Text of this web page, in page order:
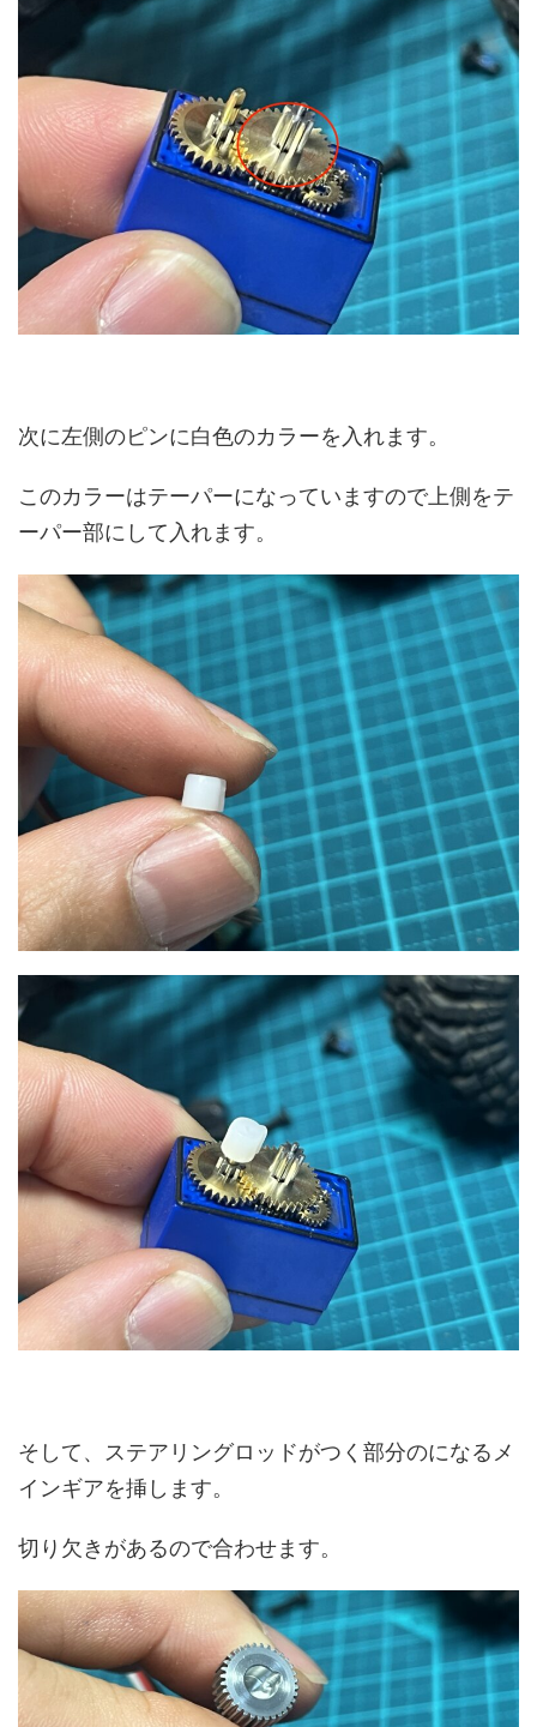
次に左側のピンに白色のカラーを入れます。
このカラーはテーパーになっていますので上側をテ
ーパー部にして入れます。
そして、ステアリングロッドがつく部分のになるメ
インギアを挿します。
切り欠きがあるので合わせます。